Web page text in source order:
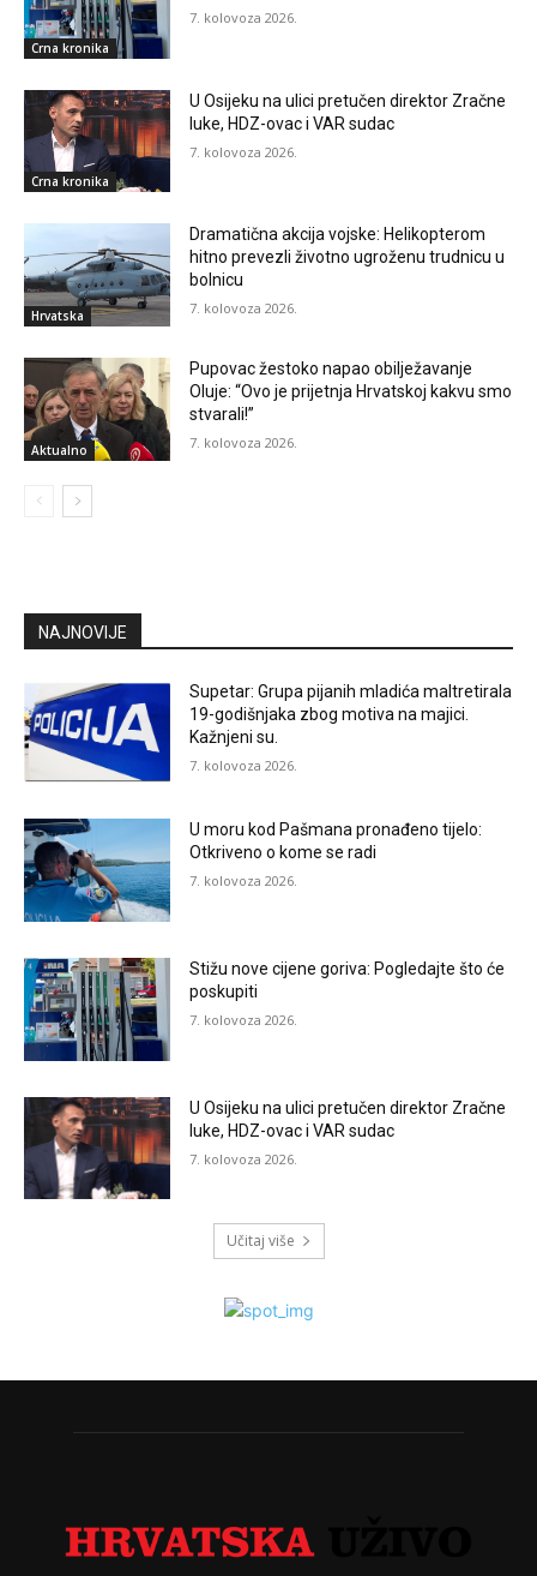
Crna kronika
7. kolovoza 2026.
Crna kronika
U Osijeku na ulici pretučen direktor Zračne
luke, HDZ-ovac i VAR sudac
7. kolovoza 2026.
Hrvatska
Dramatična akcija vojske: Helikopterom
hitno prevezli životno ugroženu trudnicu u
bolnicu
7. kolovoza 2026.
Aktualno
Pupovac žestoko napao obilježavanje
Oluje: “Ovo je prijetnja Hrvatskoj kakvu smo
stvarali!”
7. kolovoza 2026.
NAJNOVIJE
Supetar: Grupa pijanih mladića maltretirala
19-godišnjaka zbog motiva na majici.
Kažnjeni su.
7. kolovoza 2026.
U moru kod Pašmana pronađeno tijelo:
Otkriveno o kome se radi
7. kolovoza 2026.
Stižu nove cijene goriva: Pogledajte što će
poskupiti
7. kolovoza 2026.
U Osijeku na ulici pretučen direktor Zračne
luke, HDZ-ovac i VAR sudac
7. kolovoza 2026.
Učitaj više